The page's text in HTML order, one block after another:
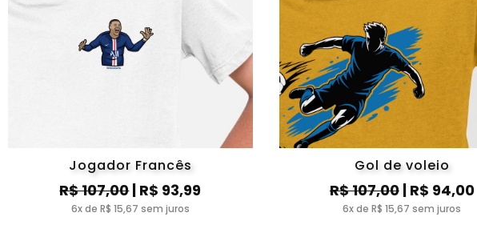
Jogador Francês
R$ 107,00| R$ 93,99
6x de R$ 15,67 sem juros
Gol de voleio
R$ 107,00| R$ 94,00
6x de R$ 15,67 sem juros